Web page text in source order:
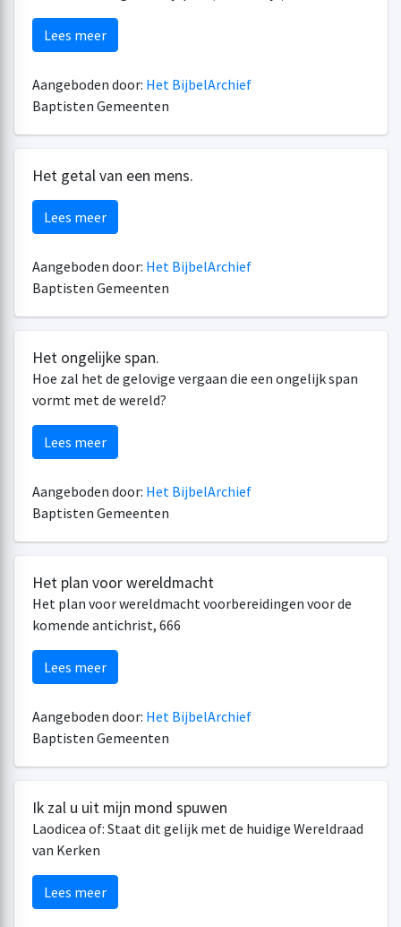
Lees meer
Aangeboden door: Het BijbelArchief
Baptisten Gemeenten
Het getal van een mens.
Lees meer
Aangeboden door: Het BijbelArchief
Baptisten Gemeenten
Het ongelijke span.
Hoe zal het de gelovige vergaan die een ongelijk span
vormt met de wereld?
Lees meer
Aangeboden door: Het BijbelArchief
Baptisten Gemeenten
Het plan voor wereldmacht
Het plan voor wereldmacht voorbereidingen voor de
komende antichrist, 666
Lees meer
Aangeboden door: Het BijbelArchief
Baptisten Gemeenten
Ik zal u uit mijn mond spuwen
Laodicea of: Staat dit gelijk met de huidige Wereldraad
van Kerken
Lees meer